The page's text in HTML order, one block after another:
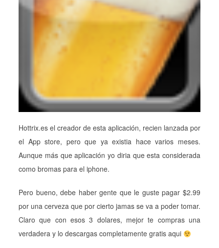
Hottrix.es el creador de esta aplicación, recien lanzada por
el App store, pero que ya existia hace varios meses.
Aunque más que aplicación yo diria que esta considerada
como bromas para el iphone.
Pero bueno, debe haber gente que le guste pagar $2.99
por una cerveza que por cierto jamas se va a poder tomar.
Claro que con esos 3 dolares, mejor te compras una
verdadera y lo descargas completamente gratis aqui